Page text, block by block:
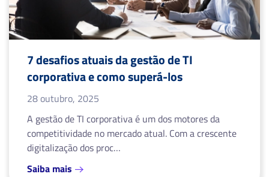
7 desafios atuais da gestão de TI
corporativa e como superá-los
28 outubro, 2025
A gestão de TI corporativa é um dos motores da
competitividade no mercado atual. Com a crescente
digitalização dos proc…
Saiba mais